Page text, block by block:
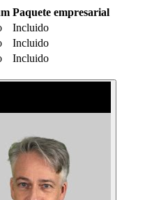
Paquete empresarial
Incluido
Incluido
Incluido